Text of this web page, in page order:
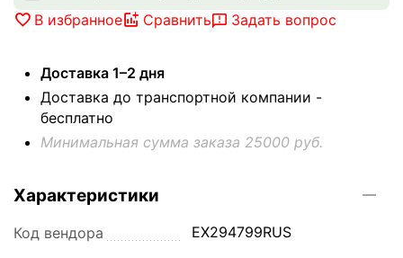
В избранное
Сравнить Задать вопрос
Доставка 1–2 дня
Доставка до транспортной компании -
бесплатно
Минимальная сумма заказа 25000 руб.
Характеристики
Код вендора EX294799RUS